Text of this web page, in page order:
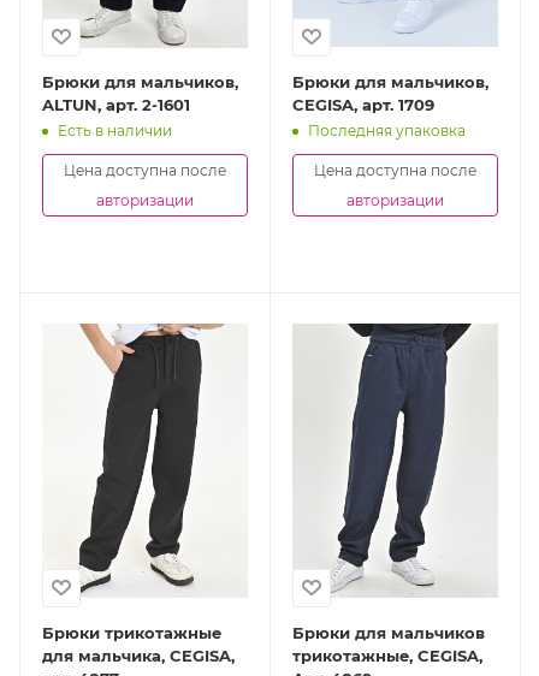
Брюки для мальчиков,
ALTUN, арт. 2-1601
Есть в наличии
Цена доступна после
авторизации
Брюки для мальчиков,
CEGISA, арт. 1709
Последняя упаковка
Цена доступна после
авторизации
Брюки трикотажные
для мальчика, CEGISA,
Брюки для мальчиков
трикотажные, CEGISA,